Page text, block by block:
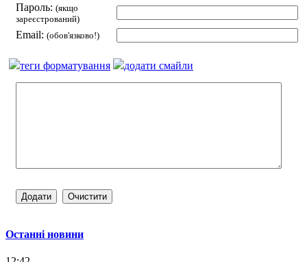
Пароль: (якщо
зареєстрований)
Email: (обов'язково!)
теги форматування додати смайли
Останні новини